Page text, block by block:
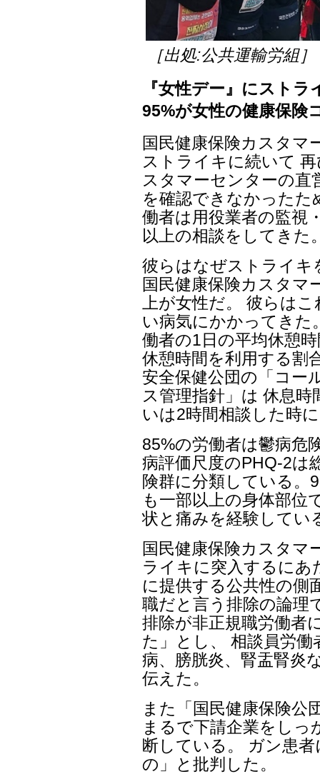
［出処:公共運輸労組］
『女性デー』にスト
95%が女性の健康保険
国民健康保険カスタマ
ストライキに続いて
スタマーセンターの直
を確認できなかったた
働者は用役業者の監視
以上の相談をしてきた
彼らはなぜストライ
国民健康保険カスタマ
上が女性だ。 彼らは
い病気にかかってきた
働者の1日の平均休憩
休憩時間を利用する割
安全保健公団の「コー
ス管理指針」は 休息
いは2時間相談した時
85%の労働者は鬱病危
病評価尺度のPHQ-2は
険群に分類している。
も一部以上の身体部位
状と痛みを経験してい
国民健康保険カスタマ
ライキに突入するにあ
に提供する公共性の側
職だと言う排除の論理
排除が非正規職労働者
た」とし、 相談員労働
病、膀胱炎、腎盂腎炎
伝えた。
また「国民健康保険公
まるで下請企業をしっ
断している。 ガン患
の」と批判した。